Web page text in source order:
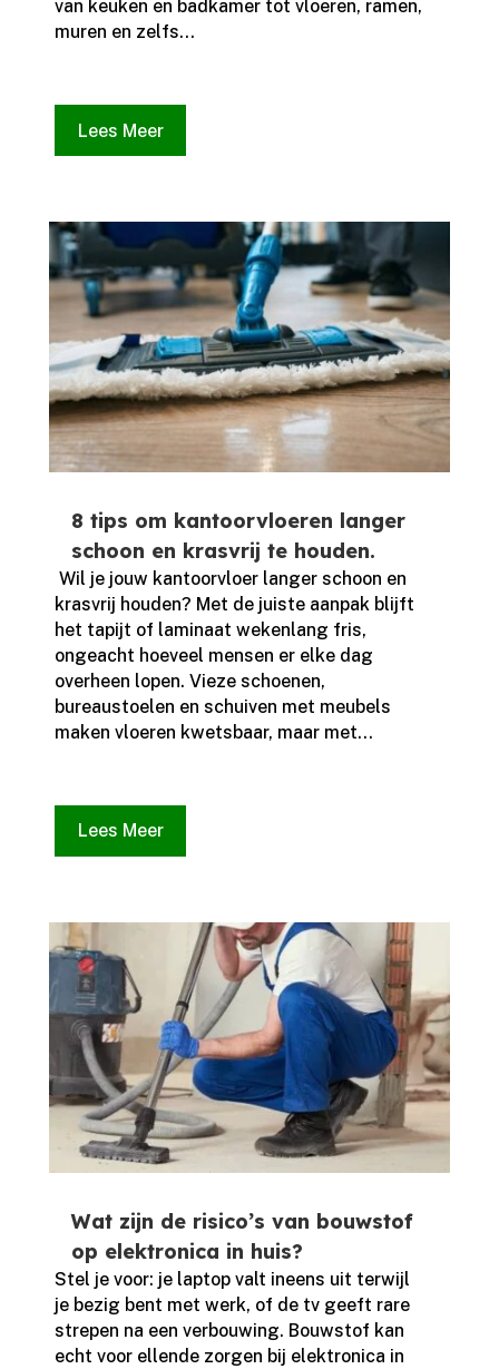
van keuken en badkamer tot vloeren, ramen,
muren en zelfs...
Lees Meer
8 tips om kantoorvloeren langer
schoon en krasvrij te houden.
​ Wil je jouw kantoorvloer langer schoon en
krasvrij houden? Met de juiste aanpak blijft
het tapijt of laminaat wekenlang fris,
ongeacht hoeveel mensen er elke dag
overheen lopen.​ Vieze schoenen,
bureaustoelen en schuiven met meubels
maken vloeren kwetsbaar, maar met...
Lees Meer
Wat zijn de risico’s van bouwstof
op elektronica in huis?
Stel je voor: je laptop valt ineens uit terwijl
je bezig bent met werk, of de tv geeft rare
strepen na een verbouwing.​ Bouwstof kan
echt voor ellende zorgen bij elektronica in